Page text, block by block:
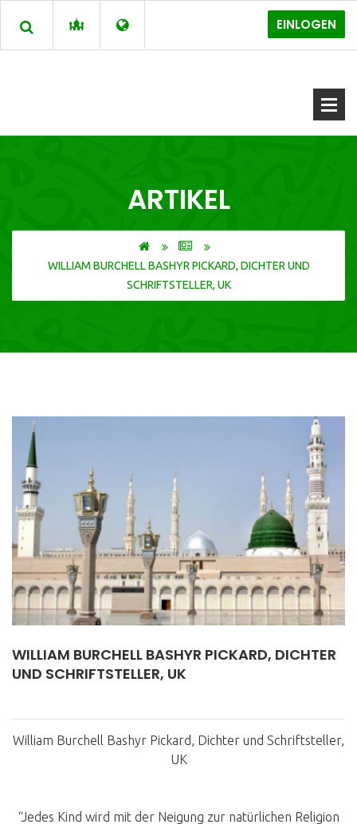
EINLOGEN
ARTIKEL
WILLIAM BURCHELL BASHYR PICKARD, DICHTER UND
SCHRIFTSTELLER, UK
WILLIAM BURCHELL BASHYR PICKARD, DICHTER
UND SCHRIFTSTELLER, UK
William Burchell Bashyr Pickard, Dichter und Schriftsteller,
UK
“Jedes Kind wird mit der Neigung zur natürlichen Religion